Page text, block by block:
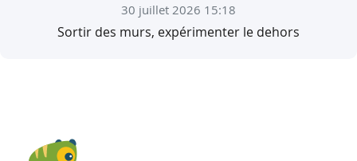
30 juillet 2026 15:18
Sortir des murs, expérimenter le dehors